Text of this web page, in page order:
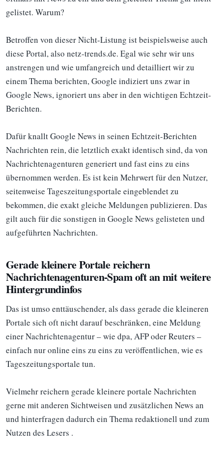
gelistet. Warum?
Betroffen von dieser Nicht-Listung ist beispielsweise auch
diese Portal, also netz-trends.de. Egal wie sehr wir uns
anstrengen und wie umfangreich und detailliert wir zu
einem Thema berichten, Google indiziert uns zwar in
Google News, ignoriert uns aber in den wichtigen Echtzeit-
Berichten.
Dafür knallt Google News in seinen Echtzeit-Berichten
Nachrichten rein, die letztlich exakt identisch sind, da von
Nachrichtenagenturen generiert und fast eins zu eins
übernommen werden. Es ist kein Mehrwert für den Nutzer,
seitenweise Tageszeitungsportale eingeblendet zu
bekommen, die exakt gleiche Meldungen publizieren. Das
gilt auch für die sonstigen in Google News gelisteten und
aufgeführten Nachrichten.
Gerade kleinere Portale reichern
Nachrichtenagenturen-Spam oft an mit weitere
Hintergrundinfos
Das ist umso enttäuschender, als dass gerade die kleineren
Portale sich oft nicht darauf beschränken, eine Meldung
einer Nachrichtenagentur – wie dpa, AFP oder Reuters –
einfach nur online eins zu eins zu veröffentlichen, wie es
Tageszeitungsportale tun.
Vielmehr reichern gerade kleinere portale Nachrichten
gerne mit anderen Sichtweisen und zusätzlichen News an
und hinterfragen dadurch ein Thema redaktionell und zum
Nutzen des Lesers .